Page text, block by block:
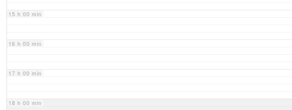
15 h 00 min
16 h 00 min
17 h 00 min
18 h 00 min